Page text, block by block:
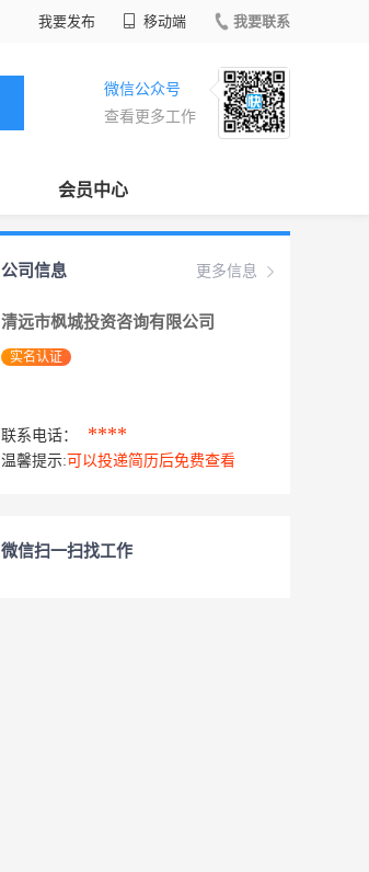
我要发布 移动端 我要联系
微信公众号
查看更多工作
会员中心
更多信息
公司信息
清远市枫城投资咨询有限公司
实名认证
联系电话： ****
温馨提示: 可以投递简历后免费查看
微信扫一扫找工作